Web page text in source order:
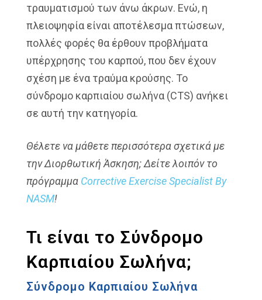
τραυματισμού των άνω άκρων. Ενώ, η
πλειοψηφία είναι αποτέλεσμα πτώσεων,
πολλές φορές θα έρθουν προβλήματα
υπέρχρησης του καρπού, που δεν έχουν
σχέση με ένα τραύμα κρούσης. Το
σύνδρομο καρπιαίου σωλήνα (CTS) ανήκει
σε αυτή την κατηγορία.
Θέλετε να μάθετε περισσότερα σχετικά με
την Διορθωτική Άσκηση; Δείτε λοιπόν το
πρόγραμμα Corrective Exercise Specialist By
NASM!
Τι είναι το Σύνδρομο
Καρπιαίου Σωλήνα;
Σύνδρομο Καρπιαίου Σωλήνα